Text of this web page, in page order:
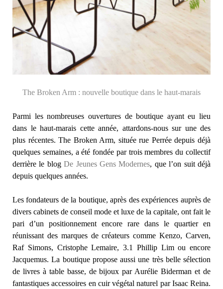
The Broken Arm : nouvelle boutique dans le haut-marais
Parmi les nombreuses ouvertures de boutique ayant eu lieu
dans le haut-marais cette année, attardons-nous sur une des
plus récentes. The Broken Arm, située rue Perrée depuis déjà
quelques semaines, a été fondée par trois membres du collectif
derrière le blogDe Jeunes Gens Modernes, que l’on suit déjà
depuis quelques années.
Les fondateurs de la boutique, après des expériences auprès de
divers cabinets de conseil mode et luxe de la capitale, ont fait le
pari d’un positionnement encore rare dans le quartier en
réunissant des marques de créateurs comme Kenzo, Carven,
Raf Simons, Cristophe Lemaire, 3.1 Phillip Lim ou encore
Jacquemus. La boutique propose aussi une très belle sélection
de livres à table basse, de bijoux par Aurélie Biderman et de
fantastiques accessoires en cuir végétal naturel par Isaac Reina.